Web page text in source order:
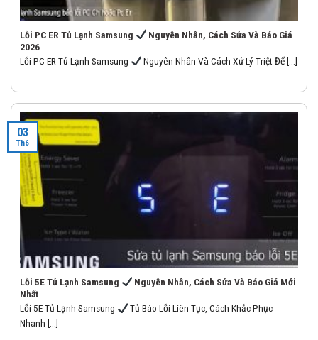
Lỗi PC ER Tủ Lạnh Samsung
Nguyên Nhân, Cách Sửa Và Báo Giá
2026
Lỗi PC ER Tủ Lạnh Samsung
Nguyên Nhân Và Cách Xử Lý Triệt Để [...]
Lỗi 5E Tủ Lạnh Samsung
Nguyên Nhân, Cách Sửa Và Báo Giá Mới
Nhất
Lỗi 5E Tủ Lạnh Samsung
Tủ Báo Lỗi Liên Tục, Cách Khắc Phục
Nhanh [...]
03
Th6